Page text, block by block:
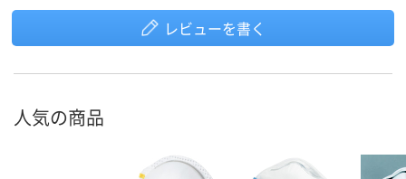
レビューを書く
人気の商品